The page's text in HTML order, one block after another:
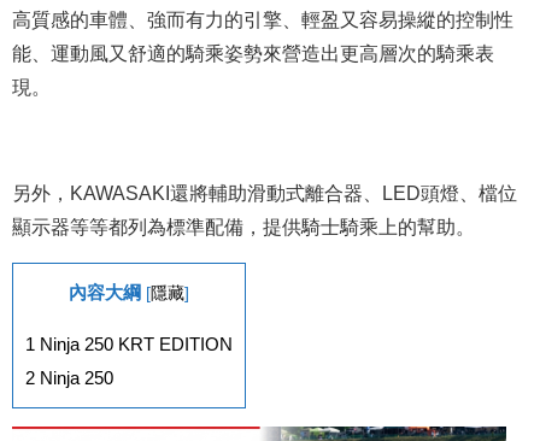
高質感的車體、強而有力的引擎、輕盈又容易操縱的控制性
能、運動風又舒適的騎乘姿勢來營造出更高層次的騎乘表
現。
另外，KAWASAKI還將輔助滑動式離合器、LED頭燈、檔位
顯示器等等都列為標準配備，提供騎士騎乘上的幫助。
內容大綱 [隱藏]
1 Ninja 250 KRT EDITION
2 Ninja 250